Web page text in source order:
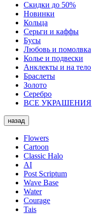
Скидки до 50%
Новинки
Кольца
Серьги и каффы
Бусы
Любовь и помолвка
Колье и подвески
Анклекты и на тело
Браслеты
Золото
Серебро
ВСЕ УКРАШЕНИЯ
назад
Flowers
Cartoon
Classic Halo
AI
Post Scriptum
Wave Base
Water
Courage
Tais